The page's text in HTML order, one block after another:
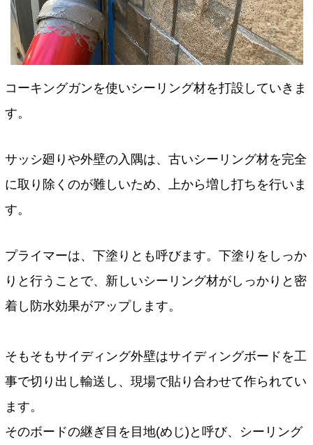
コーキングガンを使いシーリング材を打設していきま
す。
サッシ廻りや外壁の入隅は、古いシーリング材を完全
に取り除くのが難しいため、上から増し打ちを行いま
す。
プライマーは、下塗りとも呼びます。下塗りをしっか
りと行うことで、新しいシーリング材がしっかりと密
着し防水効果がアップします。
そもそもサイディング外壁はサイディングボードを工
事で切り出し輸送し、現場で貼り合わせて作られてい
ます。
そのボードの継ぎ目を目地(めじ)と呼び、シーリング